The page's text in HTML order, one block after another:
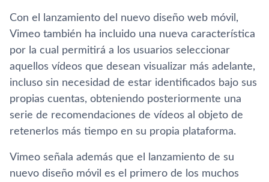
Con el lanzamiento del nuevo diseño web móvil,
Vimeo también ha incluido una nueva caracterí­stica
por la cual permitirá a los usuarios seleccionar
aquellos ví­deos que desean visualizar más adelante,
incluso sin necesidad de estar identificados bajo sus
propias cuentas, obteniendo posteriormente una
serie de recomendaciones de ví­deos al objeto de
retenerlos más tiempo en su propia plataforma.
Vimeo señala además que el lanzamiento de su
nuevo diseño móvil es el primero de los muchos